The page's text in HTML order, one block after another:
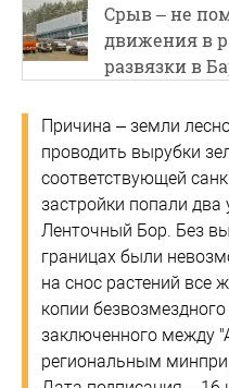
Срыв – не
движения в
развязки в
Причина – земли
проводить вырубки
соответствующей
застройки попали два
Ленточный Бор. Без
границах были
на снос растений все
копии
заключенного между
региональным